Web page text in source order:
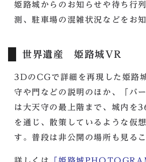
姫路城からのお知らせや待ち行
測、駐車場の混雑状況などをお
世界遺産 姫路城VR
3DのCGで詳細を再現した姫路
守や門などの説明のほか、「バ
は大天守の最上階まで、城内を
を通じ、散策しているような仮
す。普段は非公開の場所も見る